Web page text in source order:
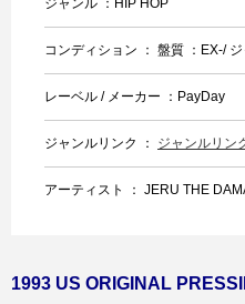
ジャンル ：HIP HOP
コンディション ： 盤質 ：EX-/
レーベル / メーカー ：PayDay
ジャンルリンク ： ジャンルリン
アーティスト ： JERU THE
1993 US ORIGINAL